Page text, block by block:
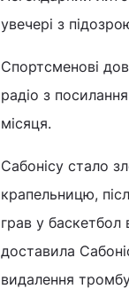
увечері з
Спортсменові
радіо з
місяця.
Сабонісу стало
крапельницю,
грав у баскетбол
доставила
видалення